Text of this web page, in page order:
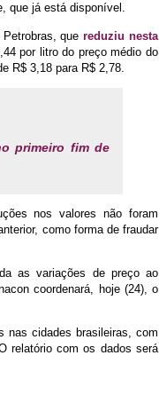
que já está disponível.
Petrobras, quereduziu nesta
por litro do preço médio do
R$ 3,18 para R$ 2,78.
primeiro fim de
nos valores não foram
como forma de fraudar
as variações de preço ao
coordenará, hoje (24), o
nas cidades brasileiras, com
relatório com os dados será